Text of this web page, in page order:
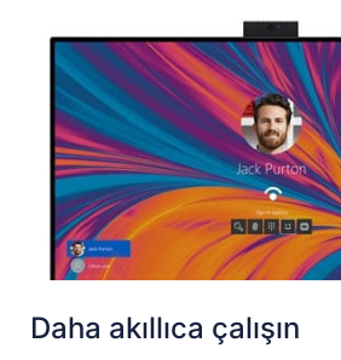
Daha akıllıca çalışın